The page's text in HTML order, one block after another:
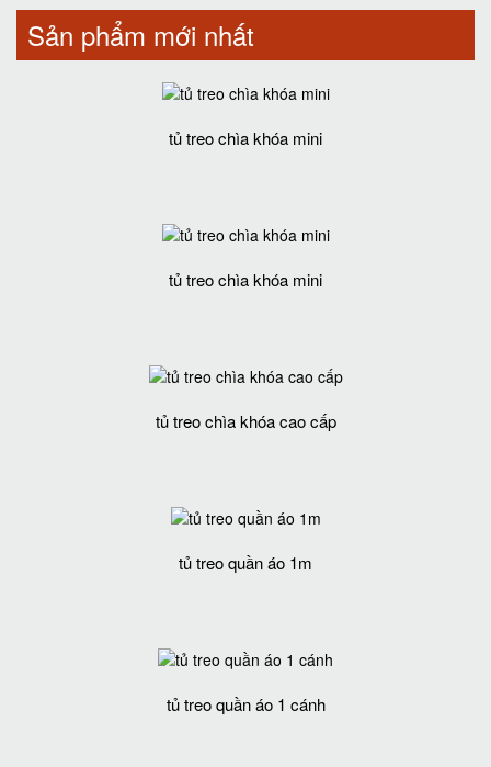
Sản phẩm mới nhất
tủ treo chìa khóa mini
tủ treo chìa khóa mini
tủ treo chìa khóa cao cấp
tủ treo quần áo 1m
tủ treo quần áo 1 cánh